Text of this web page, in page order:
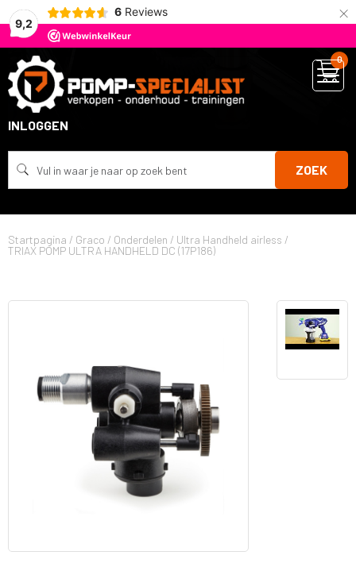
9,2
6 Reviews ×
ZOEK
INLOGGEN
0
Startpagina / Graco / Onderdelen / Ultra Handheld airless /
TRIAX POMP ULTRA HANDHELD DC (17P186)